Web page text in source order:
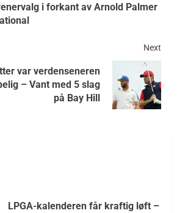
i forkant av Arnold Palmer
Next
var verdenseneren
– Vant med 5 slag
på Bay Hill
LPGA-kalenderen får kraftig løft –